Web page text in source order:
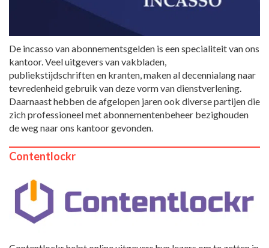
De incasso van abonnementsgelden is een specialiteit van ons
kantoor. Veel uitgevers van vakbladen,
publiekstijdschriften en kranten, maken al decennialang naar
tevredenheid gebruik van deze vorm van dienstverlening.
Daarnaast hebben de afgelopen jaren ook diverse partijen die
zich professioneel met abonnementenbeheer bezighouden
de weg naar ons kantoor gevonden.
Contentlockr